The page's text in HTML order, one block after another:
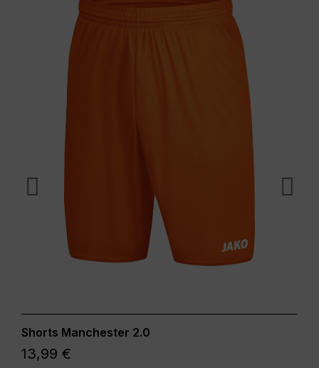
Shorts Manchester 2.0
13,99 €